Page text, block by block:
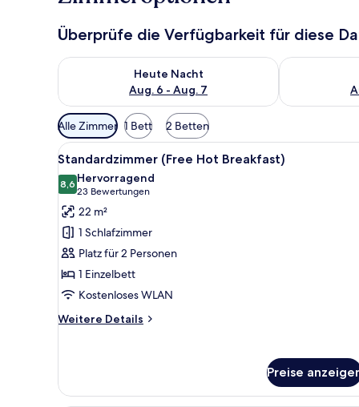
Überprüfe die Verfügbarkeit für diese
Heute Nacht
Aug. 6 - Aug. 7
Überprüfe die Verfügbarkeit für heute Nacht, Aug. 6
Überprüfe
Verfügbare
Filter
für
Zimmer
Alle Zimmer 1 Bett 2 Betten
Alle
Fotos
für
Standardzimmer
(Free
Hot
Breakfast)
anzeigen
Ein Hotelzimmer mit einem
6
Standardzimmer (Free Hot Breakfast)
8,68,6 von 10
Hervorragend
23 Bewertungen
(23
Bewertungen)
22 m²
1 Schlafzimmer
Platz für 2 Personen
1 Einzelbett
Kostenloses WLAN
Weitere Details
Weitere
Hot
Preise